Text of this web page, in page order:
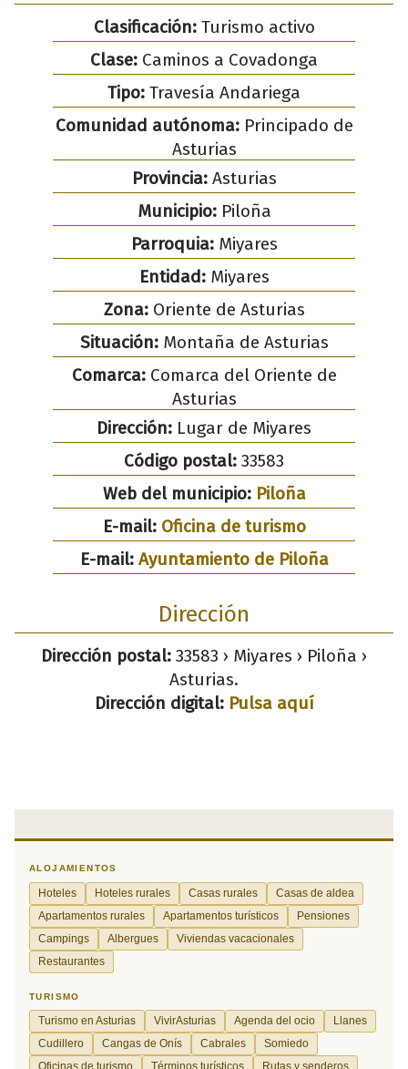
Clasificación:Turismo activo
Clase: Caminos a Covadonga
Tipo: Travesía Andariega
Comunidad autónoma:Principado de
Asturias
Provincia:Asturias
Municipio:Piloña
Parroquia:Miyares
Entidad:Miyares
Zona:Oriente de Asturias
Situación:Montaña de Asturias
Comarca:Comarca del Oriente de
Asturias
Dirección: Lugar de Miyares
Código postal: 33583
Web del municipio: Piloña
E-mail: Oficina de turismo
E-mail: Ayuntamiento de Piloña
Dirección
Dirección postal: 33583 › Miyares › Piloña ›
Asturias.
Dirección digital: Pulsa aquí